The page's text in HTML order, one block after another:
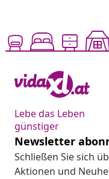
Lebe das Leben
günstiger
Newsletter
Schließen Sie sich
Aktionen und